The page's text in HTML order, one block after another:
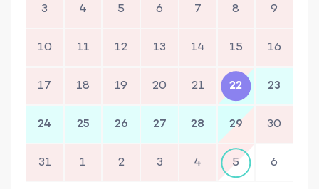
3 4 5 6 7 8 9
10 11 12 13 14 15 16
17 18 19 20 21 22 23
24 25 26 27 28 29 30
31 1 2 3 4 5 6